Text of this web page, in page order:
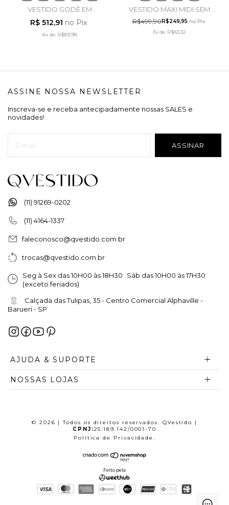
VESTIDO GODÊ EM
TRICOLINE MARROM -
TITANIUM JEANS
R$ 512,91 no Pix
6xde R$89,98
VESTIDO MAXI MIDI SEM
MANGA EM PLANO
MARROM - DOCE TRAMA
R$499,90R$249,95 no Pix
3x de R$83,32
(11) 91269-0202
(11) 4164-1337
faleconosco@qvestido.com.br
trocas@qvestido.com.br
Seg à Sex das 10H00 às 18H30 Sáb das 10H00 às 17H30
(exceto feriados)
Calçada das Tulipas, 35 - Centro Comercial Alphaville -
Barueri - SP
AJUDA & SUPORTE
NOSSAS LOJAS
ASSINE NOSSA NEWSLETTER
Inscreva-se e receba antecipadamente nossas SALES e
novidades!
© 2026 | Todos os direitos reservados. QVestido |
CPNJ:25.189.142/0001-70
Política de Privacidade.
Feito pela